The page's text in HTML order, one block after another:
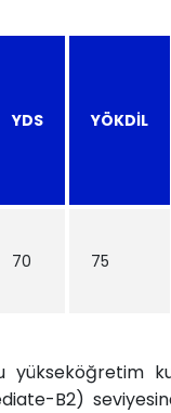
YDS YÖKDİL
70​ 75
B2)